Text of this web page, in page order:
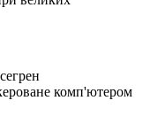
комп'ютером